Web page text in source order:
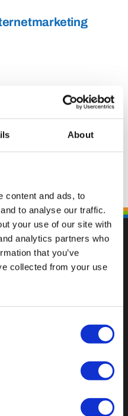
About
content and ads, to
to analyse our traffic.
your use of our site with
analytics partners who
that you’ve
collected from your use